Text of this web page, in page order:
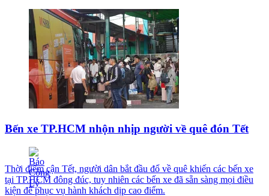
Bến xe TP.HCM nhộn nhịp người về quê đón Tết
Thời điểm cận Tết, người dân bắt đầu đổ về quê khiến các bến xe
tại TP.HCM đông đúc, tuy nhiên các bến xe đã sẵn sàng mọi điều
kiện để phục vụ hành khách dịp cao điểm.